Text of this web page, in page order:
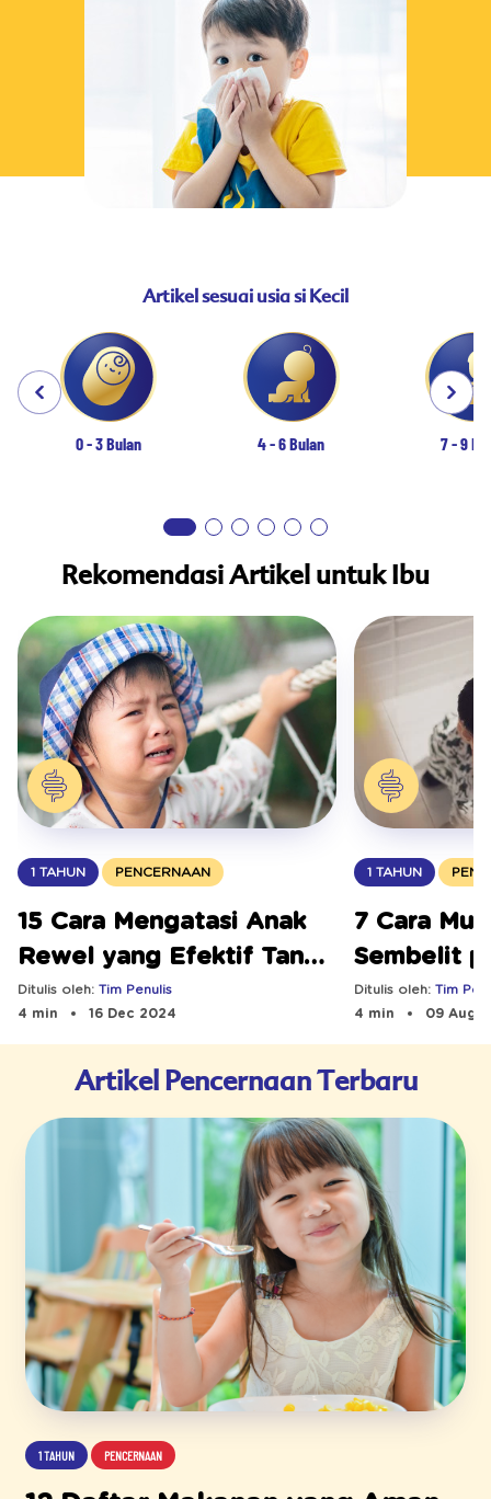
Artikel sesuai usia si Kecil
0 - 3 Bulan 4 - 6 Bulan 7 - 9
Rekomendasi Artikel untuk Ibu
1 TAHUN PENCERNAAN
15 Cara Mengatasi Anak
Rewel yang Efektif Tanpa
Drama
Ditulis oleh: Tim Penulis
4 min
16 Dec 2024
1 TAHUN
7 Cara
Sembelit
Ditulis oleh:Tim
4 min
09 Aug
Artikel Pencernaan Terbaru
1 TAHUN PENCERNAAN